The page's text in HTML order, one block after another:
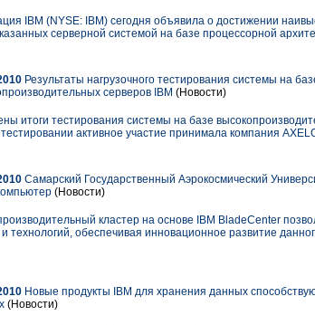
IBM (NYSE: IBM) сегодня объявила о достижении
серверной системой на базе процессорной
Результаты нагрузочного тестирования системы на
серверов IBM (Новости)
итоги тестирования системы на базе
активное участие принимала компания
Самарский Государственный Аэрокосмический
(Новости)
кластер на основе IBM BladeCenter
и технологий, обеспечивая инновационное развитие
Новые продукты IBM для хранения данных
(Новости)